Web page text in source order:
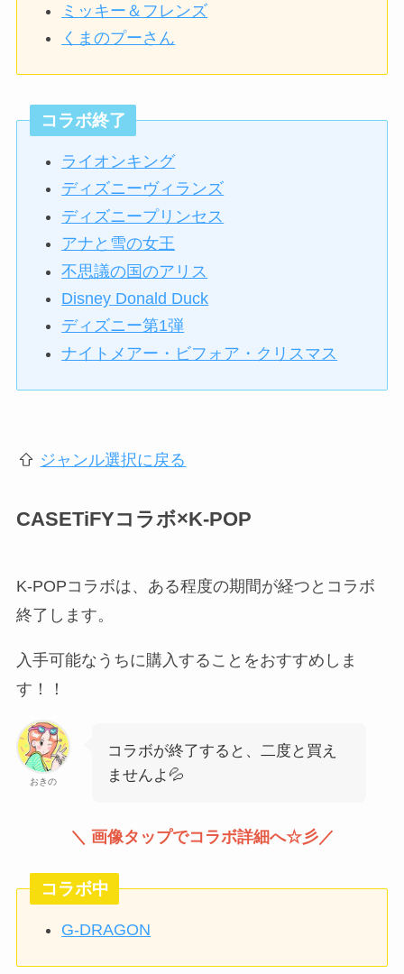
ミッキー＆フレンズ
くまのプーさん
コラボ終了
ライオンキング
ディズニーヴィランズ
ディズニープリンセス
アナと雪の女王
不思議の国のアリス
Disney Donald Duck
ディズニー第1弾
ナイトメアー・ビフォア・クリスマス
ジャンル選択に戻る
CASETiFYコラボ×K-POP
K-POPコラボは、ある程度の期間が経つとコラボ
終了します。
入手可能なうちに購入することをおすすめしま
す！！
おきの
コラボが終了すると、二度と買え
ませんよ💦
＼ 画像タップでコラボ詳細へ☆彡／
コラボ中
G-DRAGON